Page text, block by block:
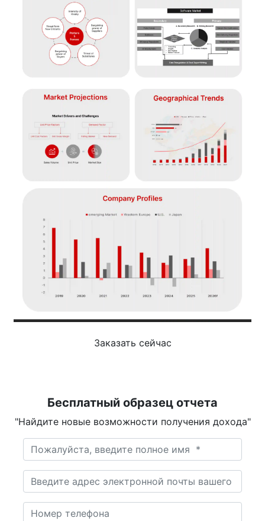
Заказать сейчас
Бесплатный образец отчета
"Найдите новые возможности получения дохода"